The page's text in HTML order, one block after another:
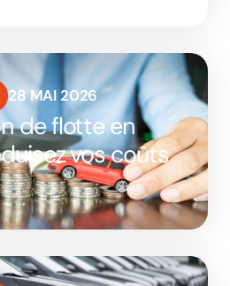
28 MAI 2026
de flotte en
vos coûts